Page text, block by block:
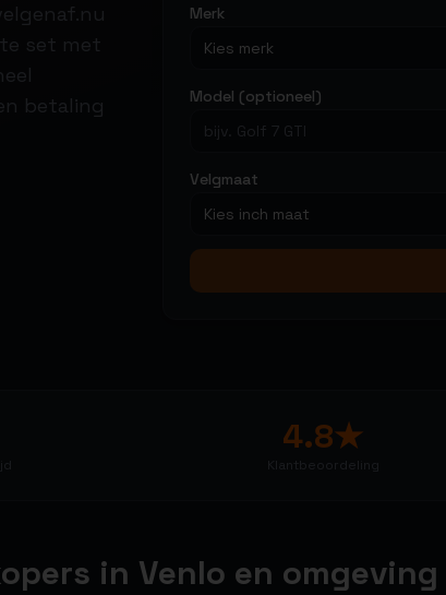
set met
betaling
Merk
Kies merk
Model (optioneel)
Velgmaat
Kies inch maat
4.8★
in Venlo en omgeving